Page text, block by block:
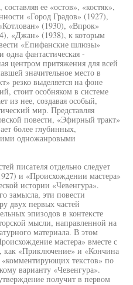
ее «остов», «костяк»,
«Город Градов» (1927),
(1930), «Впрок»
«Джан» (1938), к которым
«Епифанские шлюзы»
фантастическая -
центром притяжения для всей
значительное место в
резко выделяется на фоне
стоит особняком в системе
из нее, создавая особый,
мир. Представляя
повести, «Эфирный тракт»
более глубинных,
одножанровыми
писателя отдельно следует
и «Происхождении мастера»
истории «Чевенгура».
замысла, эти повести
двух первых частей
эпизодов в контексте
мысли, направленной на
материала. В этом
мастера» вместе с
как «Приключение» и «Кончина
текстов» по
варианту «Чевенгура».
получит в первом